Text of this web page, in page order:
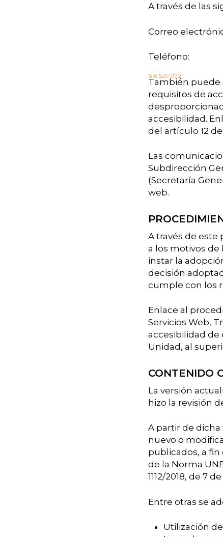
A través de las
Correo
Teléfono:
616 529 972
También puede
requisitos de
accesibilidad.
del artículo 12
Las
Subdirección
(Secretaría
web.
A través de
a los motivos
instar la
decisión
cumple con los
Enlace al
Servicios Web,
accesibilidad de
Unidad, al
CONTENIDO
La versión
hizo la revisión
A partir de
nuevo o
publicados, a
de la Norma
1112/2018, de 7
Entre otras se
Utilización